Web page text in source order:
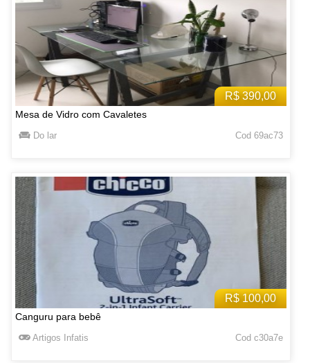
R$ 390,00
Mesa de Vidro com Cavaletes
Do lar Cod 69ac73
R$ 100,00
Canguru para bebê
Artigos Infatis Cod c30a7e